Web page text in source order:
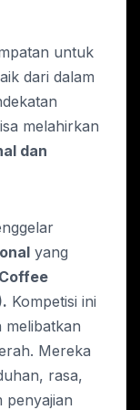
untuk
dari dalam
melahirkan
dan
yang
Kompetisi ini
melibatkan
Mereka
rasa,
penyajian